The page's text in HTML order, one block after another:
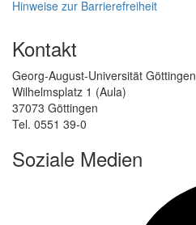
Hinweise zur Barrierefreiheit
Kontakt
Georg-August-Universität Göttingen
Wilhelmsplatz 1 (Aula)
37073 Göttingen
Tel. 0551 39-0
Soziale Medien